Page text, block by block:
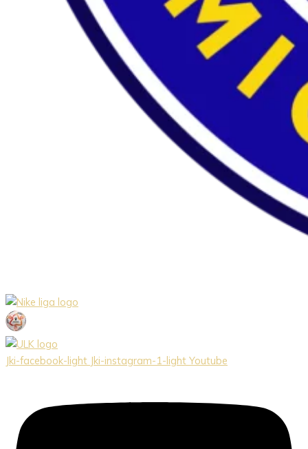
Jki-facebook-light Jki-instagram-1-light Youtube